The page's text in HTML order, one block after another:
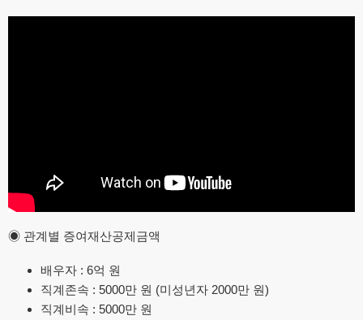
◉ 관계별 증여재산공제금액
배우자 : 6억 원
직계존속 : 5000만 원 (미성년자 2000만 원)
직계비속 : 5000만 원